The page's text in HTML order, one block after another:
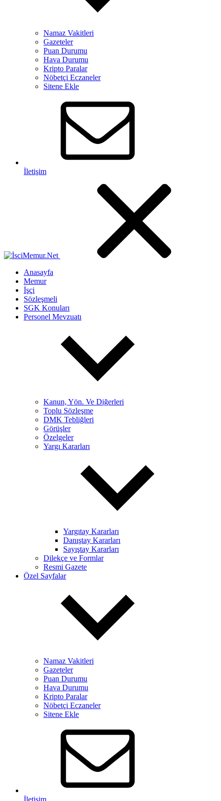
Namaz Vakitleri
Gazeteler
Puan Durumu
Hava Durumu
Kripto Paralar
Nöbetçi Eczaneler
Sitene Ekle
İletişim
Anasayfa
Memur
İşçi
Sözleşmeli
SGK Konuları
Personel Mevzuatı
Kanun, Yön. Ve Diğerleri
Toplu Sözleşme
DMK Tebliğleri
Görüşler
Özelgeler
Yargı Kararları
Yargıtay Kararları
Danıştay Kararları
Sayıştay Kararları
Dilekçe ve Formlar
Resmi Gazete
Özel Sayfalar
Namaz Vakitleri
Gazeteler
Puan Durumu
Hava Durumu
Kripto Paralar
Nöbetçi Eczaneler
Sitene Ekle
İletişim